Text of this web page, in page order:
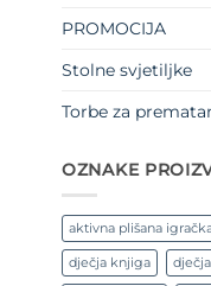
PROMOCIJA
Stolne svjetiljke
Torbe za
OZNAKE
aktivna plišana
dječja knjiga